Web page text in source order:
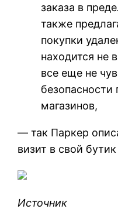
заказа в
также
покупки
находится не
все еще не
магазинов,
— так Паркер
визит в свой
Источник